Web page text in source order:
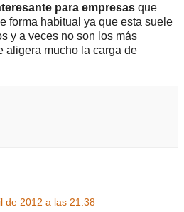
para empresas que
forma habitual ya que esta suele
y a veces no son los más
aligera mucho la carga de
de 2012 a las 21:38